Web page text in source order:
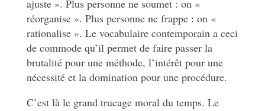
ajuste ». Plus personne ne soumet : on «
réorganise ». Plus personne ne frappe : on «
rationalise ». Le vocabulaire contemporain a ceci
de commode qu’il permet de faire passer la
brutalité pour une méthode, l’intérêt pour une
nécessité et la domination pour une procédure.
C’est là le grand trucage moral du temps. Le